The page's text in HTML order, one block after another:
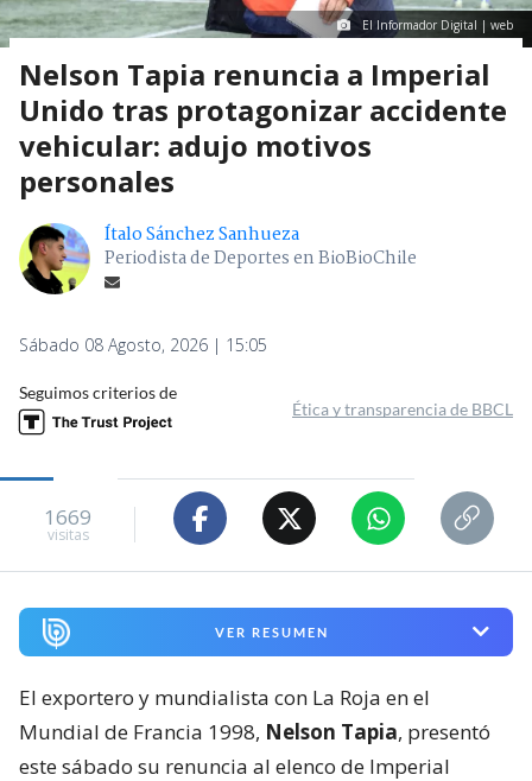
El Informador Digital | web
Nelson Tapia renuncia a Imperial
Unido tras protagonizar accidente
vehicular: adujo motivos
personales
Ítalo Sánchez Sanhueza
Periodista de Deportes en BioBioChile
Sábado 08 Agosto, 2026 | 15:05
Seguimos criterios de
Ética y transparencia de BBCL
1669
visitas
VER RESUMEN
El exportero y mundialista con La Roja en el
Mundial de Francia 1998, Nelson Tapia, presentó
este sábado su renuncia al elenco de Imperial